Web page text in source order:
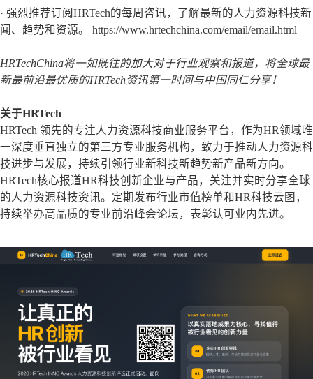
· 强烈推荐订阅HRTech的每周咨讯，了解最新的人力资源科技新
闻、趋势和资源。 https://www.hrtechchina.com/email/email.html
HRTechChina将一如既往的加大对于行业观察和报道，将全球最
新最前沿最优质的HRTech资讯第一时间与中国同仁分享！
关于HRTech
HRTech 领先的专注人力资源科技商业服务平台，作为HR领域唯
一深度垂直独立的第三方专业服务机构，致力于推动人力资源科
技进步与发展，持续引领行业新科技新趋势新产品新方向。
HRTech核心报道HR科技创新企业与产品，关注并实时分享全球
的人力资源科技资讯。定期发布行业市值榜单和HR科技云图，
持续举办高品质的专业前沿峰会论坛，表彰认可业内先进。